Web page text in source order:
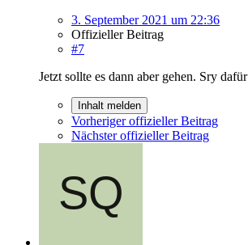
3. September 2021 um 22:36
Offizieller Beitrag
#7
Jetzt sollte es dann aber gehen. Sry dafür
Inhalt melden
Vorheriger offizieller Beitrag
Nächster offizieller Beitrag